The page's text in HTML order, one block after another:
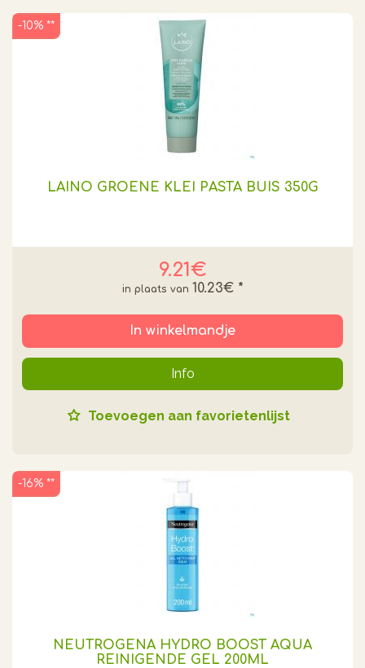
LAINO GROENE KLEI PASTA BUIS 350G
9.21€
10.23€ *
-10% **
In winkelmandje
Info
Toevoegen aan favorietenlijst
NEUTROGENA HYDRO BOOST AQUA
REINIGENDE GEL 200ML
-16% **